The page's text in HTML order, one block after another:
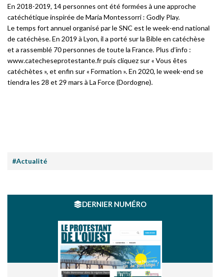
En 2018-2019, 14 personnes ont été formées à une approche
catéchétique inspirée de Maria Montessorri : Godly Play.
Le temps fort annuel organisé par le SNC est leweek-end national
de catéchèse. En 2019 à Lyon, il a porté sur la Bible en catéchèse
et a rassemblé 70 personnes de toute la France. Plus d’info :
www.catecheseprotestante.fr puis cliquez sur «Vous êtes
catéchètes », et enfin sur «Formation ». En 2020, le week-end se
tiendra les 28 et 29 mars à La Force (Dordogne).
#Actualité
DERNIER NUMÉRO